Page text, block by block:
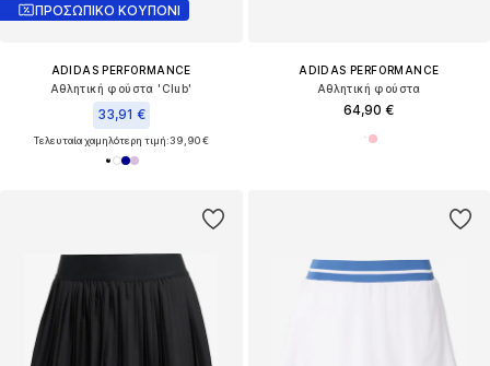
ΠΡΟΣΩΠΙΚΟ ΚΟΥΠΟΝΙ
ADIDAS PERFORMANCE
Αθλητική φούστα 'Club'
33,91 €
Τελευταία χαμηλότερη τιμή:39,90 €
ADIDAS PERFORMANCE
Αθλητική φούστα
64,90 €